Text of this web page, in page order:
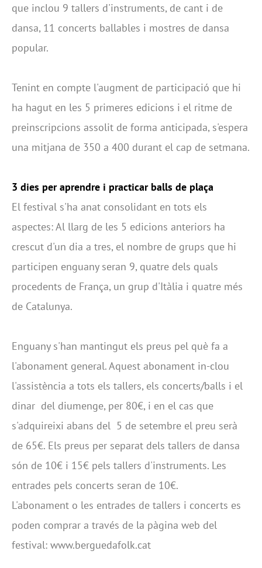
que inclou 9 tallers d'instruments, de cant i de
dansa, 11 concerts ballables i mostres de dansa
popular.
Tenint en compte l'augment de participació que hi
ha hagut en les 5 primeres edicions i el ritme de
preinscripcions assolit de forma anticipada, s'espera
una mitjana de 350 a 400 durant el cap de setmana.
3 dies per aprendre i practicar balls de plaça
El festival s'ha anat consolidant en tots els
aspectes: Al llarg de les 5 edicions anteriors ha
crescut d'un dia a tres, el nombre de grups que hi
participen enguany seran 9, quatre dels quals
procedents de França, un grup d'Itàlia i quatre més
de Catalunya.
Enguany s'han mantingut els preus pel què fa a
l'abonament general. Aquest abonament in-clou
l'assistència a tots els tallers, els concerts/balls i el
dinar del diumenge, per 80€, i en el cas que
s'adquireixi abans del 5 de setembre el preu serà
de 65€. Els preus per separat dels tallers de dansa
són de 10€ i 15€ pels tallers d'instruments. Les
entrades pels concerts seran de 10€.
L'abonament o les entrades de tallers i concerts es
poden comprar a través de la pàgina web del
festival: www.berguedafolk.cat